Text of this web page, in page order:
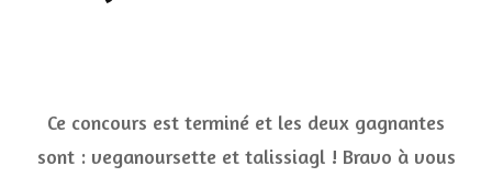
Ce concours est terminé et les deux gagnantes
sont : veganoursette et talissiagl ! Bravo à vous